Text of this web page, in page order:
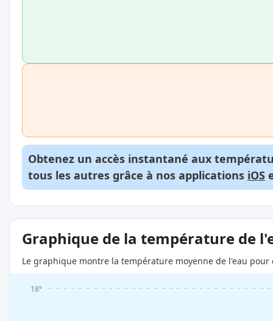
Obtenez un accès instantané aux
tous les autres grâce à nos applications iOS
Graphique de la température de
Le graphique montre la température moyenne de l'eau
18°